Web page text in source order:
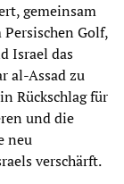
gemeinsam
Golf,
Israel das
al-Assad zu
Rückschlag für
und die
neu
verschärft.